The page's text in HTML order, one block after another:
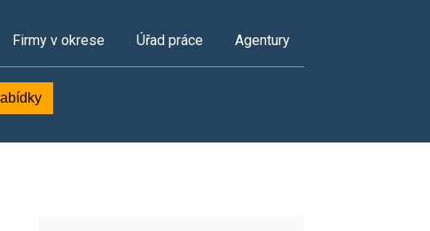
Firmy v okrese Úřad práce Agentury